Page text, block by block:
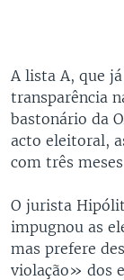
A lista A, que
transparência
bastonário da
acto eleitoral,
com três
O jurista
impugnou as
mas prefere
violação» dos